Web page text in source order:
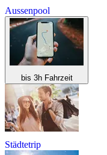
Aussenpool
bis 3h Fahrzeit
Städtetrip